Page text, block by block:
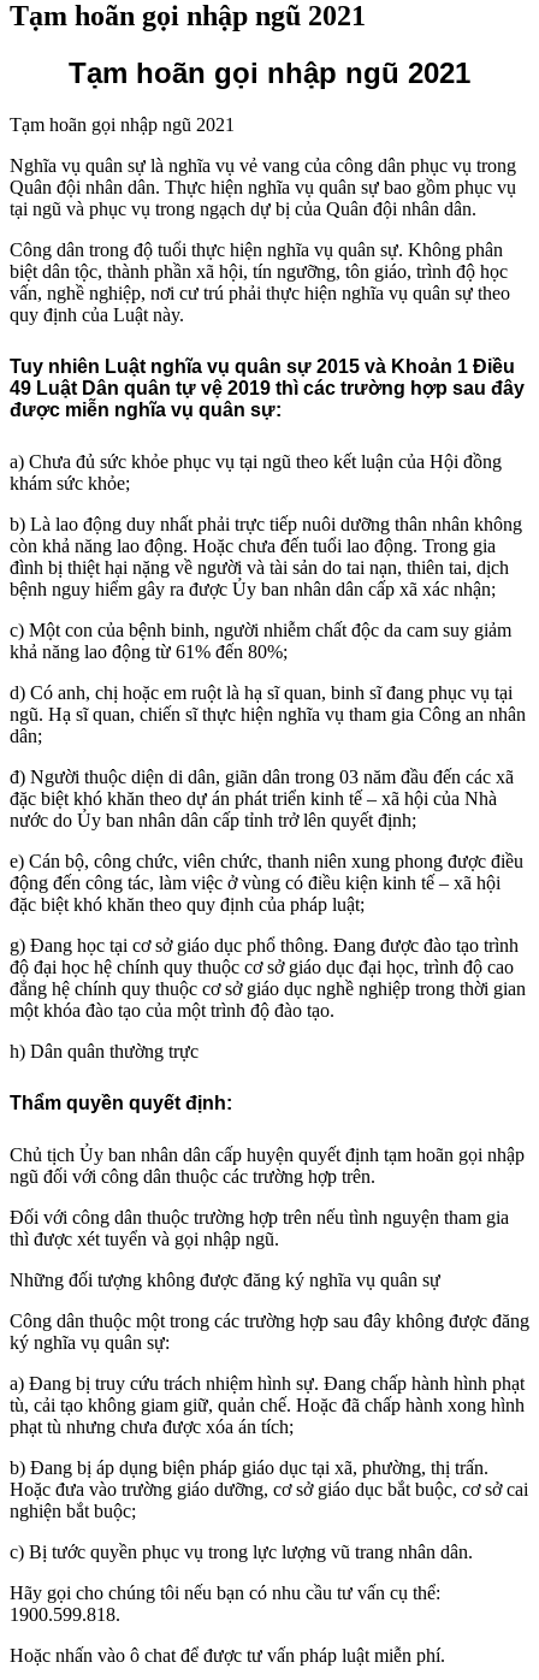
Tạm hoãn gọi nhập ngũ 2021
Tạm hoãn gọi nhập ngũ 2021
Tạm hoãn gọi nhập ngũ 2021
Nghĩa vụ quân sự là nghĩa vụ vẻ vang của công dân phục vụ trong
Quân đội nhân dân. Thực hiện nghĩa vụ quân sự bao gồm phục vụ
tại ngũ và phục vụ trong ngạch dự bị của Quân đội nhân dân.
Công dân trong độ tuổi thực hiện nghĩa vụ quân sự. Không phân
biệt dân tộc, thành phần xã hội, tín ngưỡng, tôn giáo, trình độ học
vấn, nghề nghiệp, nơi cư trú phải thực hiện nghĩa vụ quân sự theo
quy định của Luật này.
Tuy nhiên Luật nghĩa vụ quân sự 2015 và Khoản 1 Điều
49 Luật Dân quân tự vệ 2019 thì các trường hợp sau đây
được miễn nghĩa vụ quân sự:
a) Chưa đủ sức khỏe phục vụ tại ngũ theo kết luận của Hội đồng
khám sức khỏe;
b) Là lao động duy nhất phải trực tiếp nuôi dưỡng thân nhân không
còn khả năng lao động. Hoặc chưa đến tuổi lao động. Trong gia
đình bị thiệt hại nặng về người và tài sản do tai nạn, thiên tai, dịch
bệnh nguy hiểm gây ra được Ủy ban nhân dân cấp xã xác nhận;
c) Một con của bệnh binh, người nhiễm chất độc da cam suy giảm
khả năng lao động từ 61% đến 80%;
d) Có anh, chị hoặc em ruột là hạ sĩ quan, binh sĩ đang phục vụ tại
ngũ. Hạ sĩ quan, chiến sĩ thực hiện nghĩa vụ tham gia Công an nhân
dân;
đ) Người thuộc diện di dân, giãn dân trong 03 năm đầu đến các xã
đặc biệt khó khăn theo dự án phát triển kinh tế – xã hội của Nhà
nước do Ủy ban nhân dân cấp tỉnh trở lên quyết định;
e) Cán bộ, công chức, viên chức, thanh niên xung phong được điều
động đến công tác, làm việc ở vùng có điều kiện kinh tế – xã hội
đặc biệt khó khăn theo quy định của pháp luật;
g) Đang học tại cơ sở giáo dục phổ thông. Đang được đào tạo trình
độ đại học hệ chính quy thuộc cơ sở giáo dục đại học, trình độ cao
đẳng hệ chính quy thuộc cơ sở giáo dục nghề nghiệp trong thời gian
một khóa đào tạo của một trình độ đào tạo.
h) Dân quân thường trực
Thẩm quyền quyết định:
Chủ tịch Ủy ban nhân dân cấp huyện quyết định tạm hoãn gọi nhập
ngũ đối với công dân thuộc các trường hợp trên.
Đối với công dân thuộc trường hợp trên nếu tình nguyện tham gia
thì được xét tuyển và gọi nhập ngũ.
Những đối tượng không được đăng ký nghĩa vụ quân sự
Công dân thuộc một trong các trường hợp sau đây không được đăng
ký nghĩa vụ quân sự:
a) Đang bị truy cứu trách nhiệm hình sự. Đang chấp hành hình phạt
tù, cải tạo không giam giữ, quản chế. Hoặc đã chấp hành xong hình
phạt tù nhưng chưa được xóa án tích;
b) Đang bị áp dụng biện pháp giáo dục tại xã, phường, thị trấn.
Hoặc đưa vào trường giáo dưỡng, cơ sở giáo dục bắt buộc, cơ sở cai
nghiện bắt buộc;
c) Bị tước quyền phục vụ trong lực lượng vũ trang nhân dân.
Hãy gọi cho chúng tôi nếu bạn có nhu cầu tư vấn cụ thể:
1900.599.818.
Hoặc nhấn vào ô chat để được tư vấn pháp luật miễn phí.